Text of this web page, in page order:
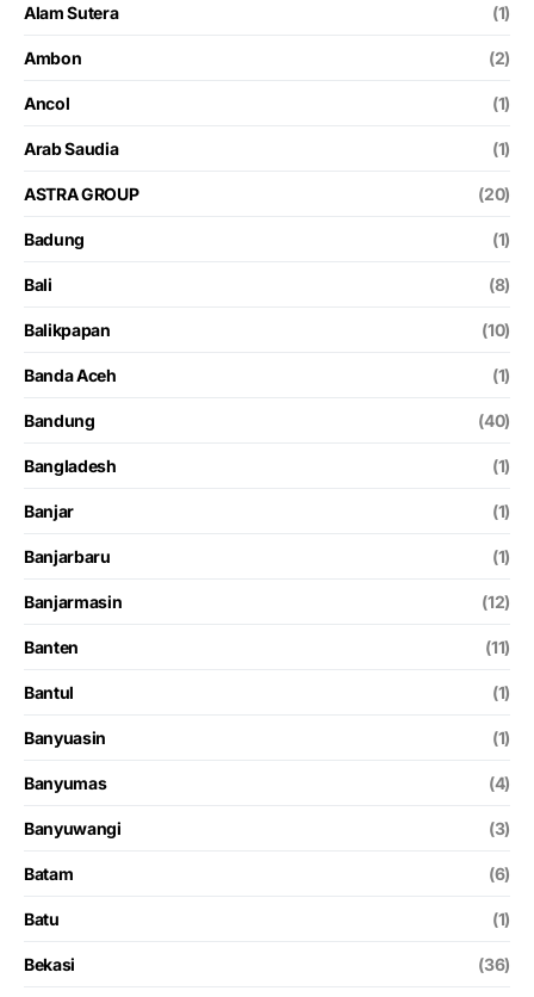
Alam Sutera (1)
Ambon (2)
Ancol (1)
Arab Saudia (1)
ASTRA GROUP (20)
Badung (1)
Bali (8)
Balikpapan (10)
Banda Aceh (1)
Bandung (40)
Bangladesh (1)
Banjar (1)
Banjarbaru (1)
Banjarmasin (12)
Banten (11)
Bantul (1)
Banyuasin (1)
Banyumas (4)
Banyuwangi (3)
Batam (6)
Batu (1)
Bekasi (36)